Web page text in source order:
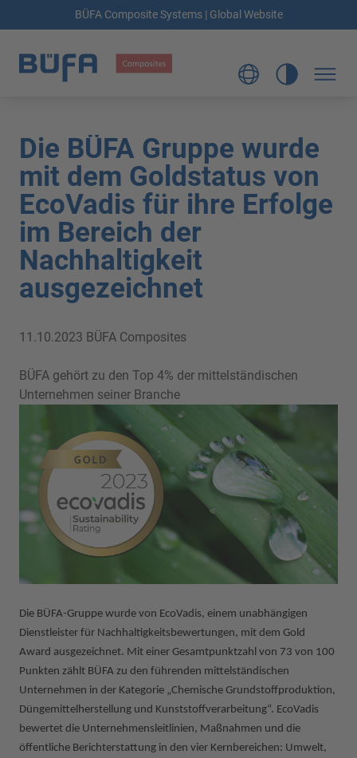
BÜFA Composite Systems | Global Website
Die BÜFA Gruppe wurde
mit dem Goldstatus von
EcoVadis für ihre Erfolge
im Bereich der
Nachhaltigkeit
ausgezeichnet
11.10.2023 BÜFA Composites
BÜFA gehört zu den Top 4% der mittelständischen
Unternehmen seiner Branche
Die BÜFA-Gruppe wurde von EcoVadis, einem unabhängigen
Dienstleister für Nachhaltigkeitsbewertungen, mit dem Gold
Award ausgezeichnet. Mit einer Gesamtpunktzahl von 73 von 100
Punkten zählt BÜFA zu den führenden mittelständischen
Unternehmen in der Kategorie „Chemische Grundstoffproduktion,
Düngemittelherstellung und Kunststoffverarbeitung“. EcoVadis
bewertet die Unternehmensleitlinien, Maßnahmen und die
öffentliche Berichterstattung in den vier Kernbereichen: Umwelt,